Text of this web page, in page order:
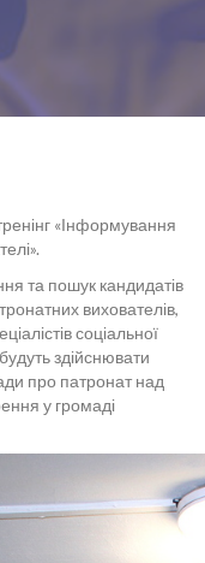
«Інформування
та пошук кандидатів
вихователів,
соціальної
здійснювати
про патронат над
у громаді